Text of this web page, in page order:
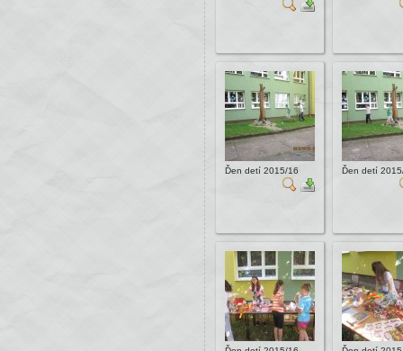
Ďen detí 2015/16 Ďen detí